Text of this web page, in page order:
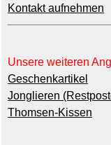
Kontakt aufnehmen
Unsere weiteren
Geschenkartikel
Jonglieren
Thomsen-Kissen